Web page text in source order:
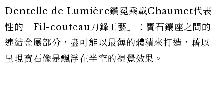
Dentelle de Lumière鑽冕乘載Chaumet代表
性的「Fil-couteau刀鋒工藝」：寶石鑲座之間的
連結金屬部分，盡可能以最薄的體積來打造，藉以
呈現寶石像是飄浮在半空的視覺效果。